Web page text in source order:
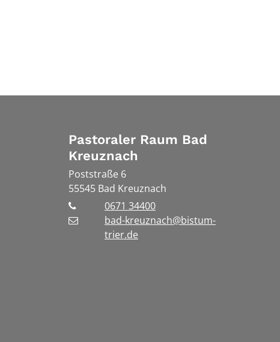
Pastoraler Raum Bad
Kreuznach
Poststraße 6
55545 Bad Kreuznach
0671 34400
bad-kreuznach@bistum-
trier.de